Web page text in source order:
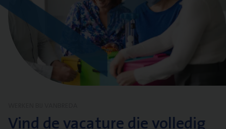
Vind de vacature die volledig